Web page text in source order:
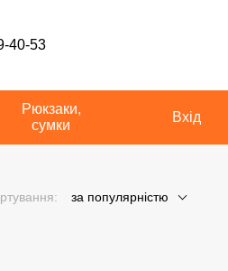
40-53
Рюкзаки,
сумки
Вхід
за популярністю